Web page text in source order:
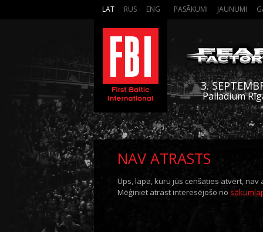
LAT RUS ENG PASĀKUMI JAUNUMI
3.
Palladium
NAV ATRASTS
Ups, lapa, kuru jūs cenšaties atvērt,
Mēģiniet atrast interesējošo no